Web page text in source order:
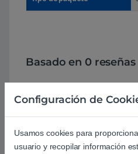
Basado en 0 reseñas
0
Configuración de
Usamos cookies para
usuario y recopilar información